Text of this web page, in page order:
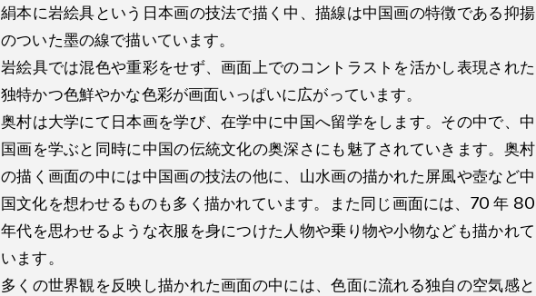
絹本に岩絵具という日本画の技法で描く中、描線は中国画の特徴である抑揚
のついた墨の線で描いています。
岩絵具では混色や重彩をせず、画面上でのコントラストを活かし表現された
独特かつ色鮮やかな色彩が画面いっぱいに広がっています。
奥村は大学にて日本画を学び、在学中に中国へ留学をします。その中で、中
国画を学ぶと同時に中国の伝統文化の奥深さにも魅了されていきます。奥村
の描く画面の中には中国画の技法の他に、山水画の描かれた屏風や壺など中
国文化を想わせるものも多く描かれています。また同じ画面には、70 年 80
年代を思わせるような衣服を身につけた人物や乗り物や小物なども描かれて
います。
多くの世界観を反映し描かれた画面の中には、色面に流れる独自の空気感と